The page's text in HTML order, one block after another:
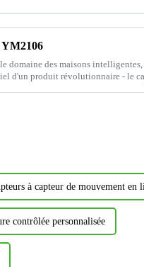
domaine des maisons intelligentes,
d'un produit révolutionnaire - le
à capteur de mouvement en
contrôlée personnalisée